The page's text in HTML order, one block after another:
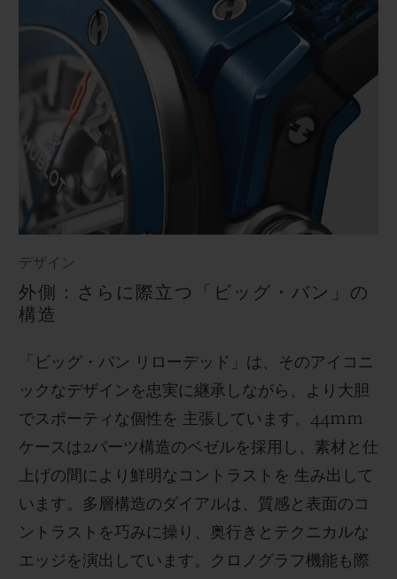
デザイン
外側：さらに際立つ「ビッグ・バン」の
構造
「ビッグ・バン リローデッド」は、そのアイコニ
ックなデザインを忠実に継承しながら、より大胆
でスポーティな個性を 主張しています。44mm
ケースは2パーツ構造のベゼルを採用し、素材と仕
上げの間により鮮明なコントラストを 生み出して
います。多層構造のダイアルは、質感と表面のコ
ントラストを巧みに操り、奥行きとテクニカルな
エッジを演出しています。クロノグラフ機能も際